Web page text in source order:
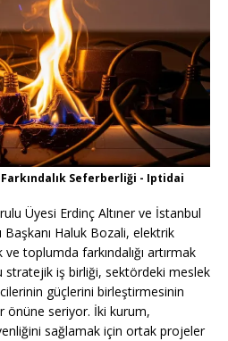
Seferberliği - Iptidai
Üyesi Erdinç Altıner ve İstanbul
Başkanı Haluk Bozali, elektrik
ve toplumda farkındalığı artırmak
stratejik iş birliği, sektördeki meslek
güçlerini birleştirmesinin
önüne seriyor. İki kurum,
sağlamak için ortak projeler